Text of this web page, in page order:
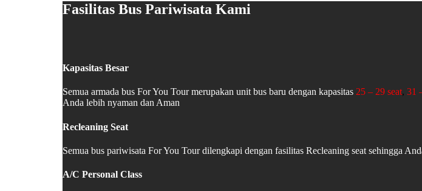
Fasilitas Bus Pariwisata Kami
Kapasitas Besar
Semua armada bus For You Tour merupakan unit bus baru dengan kapasitas 25 – 29 seat, 31
Anda lebih nyaman dan Aman
Recleaning Seat
Semua bus pariwisata For You Tour dilengkapi dengan fasilitas Recleaning seat sehingga
A/C Personal Class